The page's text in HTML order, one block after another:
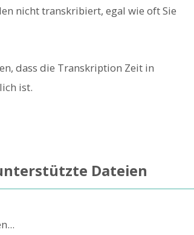
nicht transkribiert, egal wie oft Sie
dass die Transkription Zeit in
ist.
Dateien